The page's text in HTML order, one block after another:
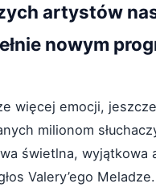
artystów
nowym
więcej emocji,
milionom
świetlna, wyjątkowa
Valery’ego Meladze.